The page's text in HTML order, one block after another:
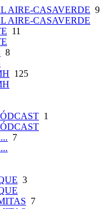
AIRE-CASAVERDE 9
AIRE-CASAVERDE
11
8
125
1
7
3
7